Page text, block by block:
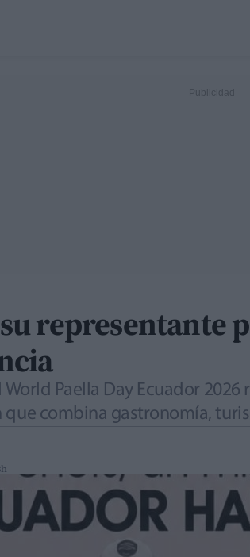
representante
Paella Day Ecuador
que combina gastronomía,